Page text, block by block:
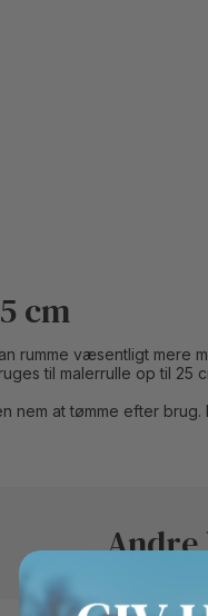
cm
rumme væsentligt mere
til malerrulle op til 25
at tømme efter
Andre